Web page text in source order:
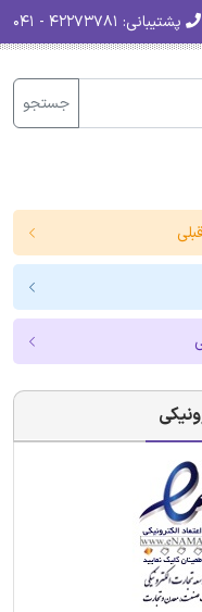
پشتیبانی:
جستجو